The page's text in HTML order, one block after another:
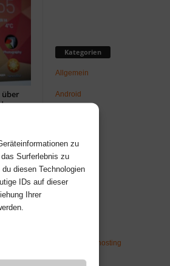
zu
Surferlebnis zu
diesen Technologien
IDs auf dieser
Ihrer
Kategorien
Allgemein
Android
Netz-/Politik
News
Webdesign/-hosting